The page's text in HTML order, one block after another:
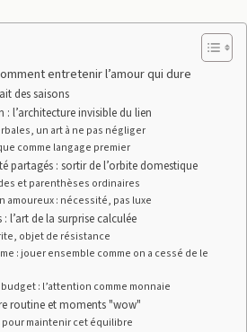
entretenir l’amour qui dure
des saisons
: l’architecture invisible du lien
un art à ne pas négliger
comme langage premier
partagés : sortir de l’orbite domestique
et parenthèses ordinaires
amoureux : nécessité, pas luxe
l’art de la surprise calculée
objet de résistance
: jouer ensemble comme on a cessé de le
: l’attention comme monnaie
routine et moments "wow"
maintenir cet équilibre